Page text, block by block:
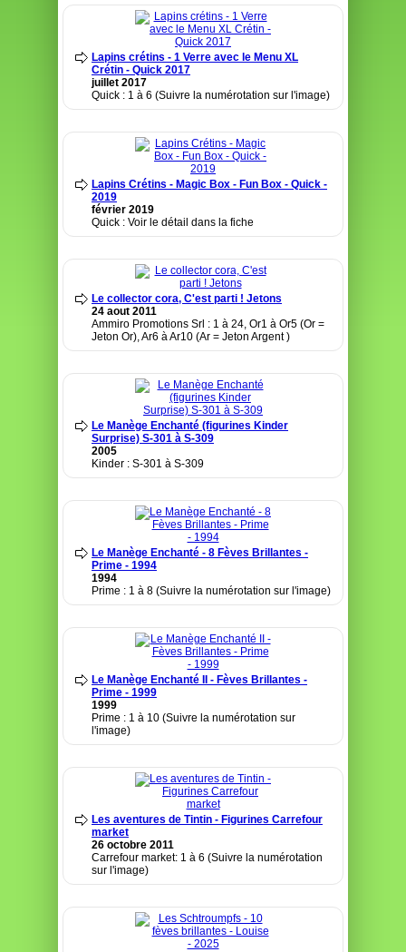
Lapins crétins - 1 Verre avec le Menu XL
Crétin - Quick 2017
juillet 2017
Quick : 1 à 6 (Suivre la numérotation sur l'image)
Lapins Crétins - Magic Box - Fun Box - Quick -
2019
février 2019
Quick : Voir le détail dans la fiche
Le collector cora, C'est parti ! Jetons
24 aout 2011
Ammiro Promotions Srl : 1 à 24, Or1 à Or5 (Or =
Jeton Or), Ar6 à Ar10 (Ar = Jeton Argent )
Le Manège Enchanté (figurines Kinder
Surprise) S-301 à S-309
2005
Kinder : S-301 à S-309
Le Manège Enchanté - 8 Fèves Brillantes -
Prime - 1994
1994
Prime : 1 à 8 (Suivre la numérotation sur l'image)
Le Manège Enchanté II - Fèves Brillantes -
Prime - 1999
1999
Prime : 1 à 10 (Suivre la numérotation sur
l'image)
Les aventures de Tintin - Figurines Carrefour
market
26 octobre 2011
Carrefour market: 1 à 6 (Suivre la numérotation
sur l'image)